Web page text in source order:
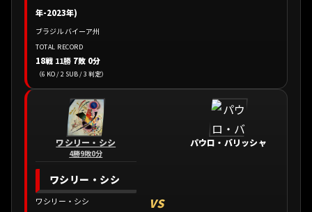
年-2023年)
ブラジル バイーア州
TOTAL RECORD
18戦 11勝 7敗 0分
（6 KO / 2 SUB / 3 判定）
ワシリー・シシ
4勝9敗0分
ワシリー・シシ
ワシリー・シシ VS
パウロ・バリッシャ